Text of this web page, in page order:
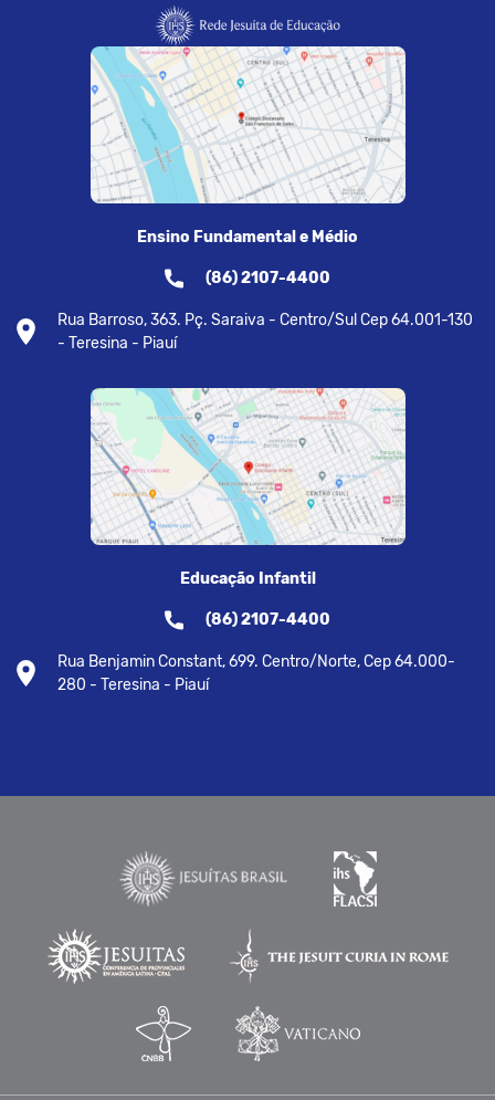
Ensino Fundamental e Médio
(86) 2107-4400
Rua Barroso, 363. Pç. Saraiva - Centro/Sul Cep 64.001-130
- Teresina - Piauí
Educação Infantil
(86) 2107-4400
Rua Benjamin Constant, 699. Centro/Norte, Cep 64.000-
280 - Teresina - Piauí